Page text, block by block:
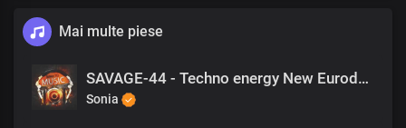
Mai multe piese
SAVAGE-44 - Techno energy New Eurodance 2023
Sonia